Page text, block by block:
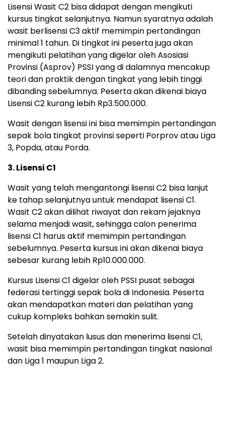
Lisensi Wasit C2 bisa didapat dengan mengikuti
kursus tingkat selanjutnya. Namun syaratnya adalah
wasit berlisensi C3 aktif memimpin pertandingan
minimal 1 tahun. Di tingkat ini peserta juga akan
mengikuti pelatihan yang digelar oleh Asosiasi
Provinsi (Asprov) PSSI yang di dalamnya mencakup
teori dan praktik dengan tingkat yang lebih tinggi
dibanding sebelumnya. Peserta akan dikenai biaya
Lisensi C2 kurang lebih Rp3.500.000.
Wasit dengan lisensi ini bisa memimpin pertandingan
sepak bola tingkat provinsi seperti Porprov atau Liga
3, Popda, atau Porda.
3. Lisensi C1
Wasit yang telah mengantongi lisensi C2 bisa lanjut
ke tahap selanjutnya untuk mendapat lisensi C1.
Wasit C2 akan dilihat riwayat dan rekam jejaknya
selama menjadi wasit, sehingga calon penerima
lisensi C1 harus aktif memimpin pertandingan
sebelumnya. Peserta kursus ini akan dikenai biaya
sebesar kurang lebih Rp10.000.000.
Kursus Lisensi C1 digelar oleh PSSI pusat sebagai
federasi tertinggi sepak bola di Indonesia. Peserta
akan mendapatkan materi dan pelatihan yang
cukup kompleks bahkan semakin sulit.
Setelah dinyatakan lusus dan menerima lisensi C1,
wasit bisa memimpin pertandingan tingkat nasional
dan Liga 1 maupun Liga 2.